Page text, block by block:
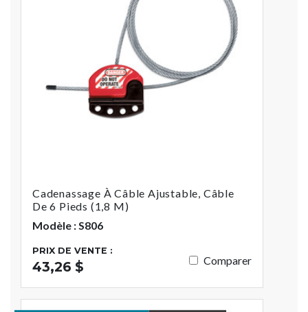
Cadenassage À Câble Ajustable, Câble
De 6 Pieds (1,8 M)
Modèle : S806
PRIX DE VENTE :
43,26 $ Comparer